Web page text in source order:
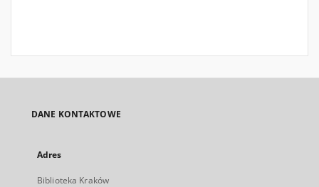
DANE KONTAKTOWE
Adres
Biblioteka Kraków